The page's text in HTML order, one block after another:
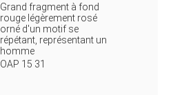
Grand fragment à fond
rouge légèrement rosé
orné d'un motif se
répétant, représentant un
homme
OAP 15 31